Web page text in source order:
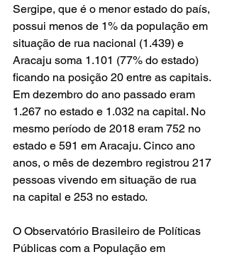
Sergipe, que é o menor estado do país,
possui menos de 1% da população em
situação de rua nacional (1.439) e
Aracaju soma 1.101 (77% do estado)
ficando na posição 20 entre as capitais.
Em dezembro do ano passado eram
1.267 no estado e 1.032 na capital. No
mesmo período de 2018 eram 752 no
estado e 591 em Aracaju. Cinco ano
anos, o mês de dezembro registrou 217
pessoas vivendo em situação de rua
na capital e 253 no estado.
O Observatório Brasileiro de Políticas
Públicas com a População em